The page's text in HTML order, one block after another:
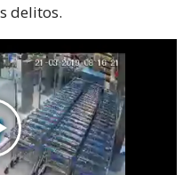
delitos.